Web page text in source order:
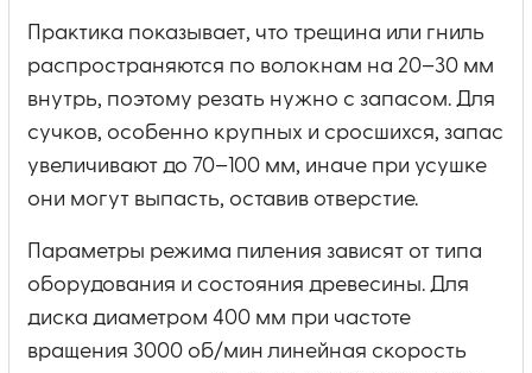
Практика показывает, что трещина или гниль
распространяются по волокнам на 20–30 мм
внутрь, поэтому резать нужно с запасом. Для
сучков, особенно крупных и сросшихся, запас
увеличивают до 70–100 мм, иначе при усушке
они могут выпасть, оставив отверстие.
Параметры режима пиления зависят от типа
оборудования и состояния древесины. Для
диска диаметром 400 мм при частоте
вращения 3000 об/мин линейная скорость